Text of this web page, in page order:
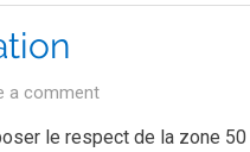
a comment
le respect de la zone 50